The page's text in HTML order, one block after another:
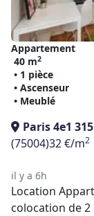
Appartement
40 m2
• 1 pièce
• Ascenseur
• Meublé
Paris 4e1
(75004)32 €/m2
il y a 6h
Location
colocation de